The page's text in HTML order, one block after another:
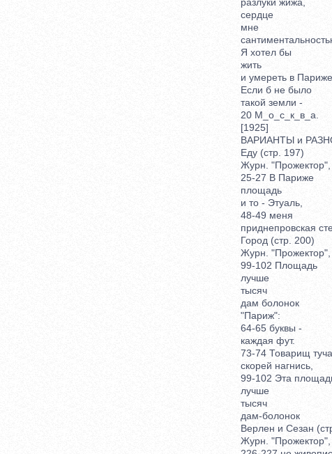
разлуки жижа,
сердце
мне
Я хотел бы
жить
и умереть в
Если б не было
такой земли -
20 М_о_с_к_в_а.
[1925]
ВАРИАНТЫ и
Еду (стр. 197)
Журн. "Прожектор",
25-27 В Париже
площадь
и то - Этуаль,
48-49 меня
приднепровская
Город (стр. 200)
Журн. "Прожектор",
99-102 Площадь
лучше
тысяч
дам болонок
"Париж":
64-65 буквы -
каждая фут.
73-74 Товарищ
скорей нагнись,
99-102 Эта
лучше
тысяч
дам-болонок
Верлен и Сезан
Журн. "Прожектор",